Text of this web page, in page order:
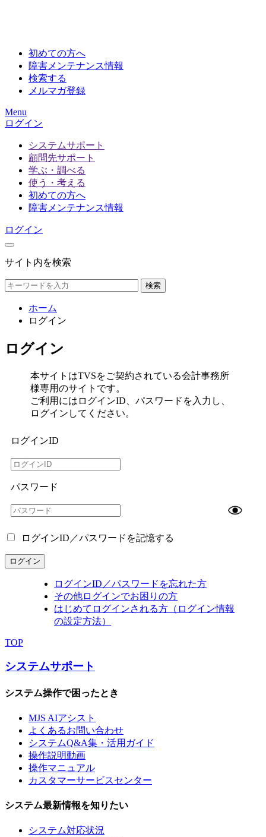
初めての方へ
障害メンテナンス情報
検索する
メルマガ登録
Menu
ログイン
システムサポート
顧問先サポート
学ぶ・調べる
使う・考える
初めての方へ
障害メンテナンス情報
ログイン
サイト内を検索
検索
ホーム
ログイン
ログイン
本サイトはTVSをご契約されている会計事務所
様専用のサイトです。
ご利用にはログインID、パスワードを入力し、
ログインしてください。
ログインID
パスワード
ログインID／パスワードを記憶する
ログイン
ログインID／パスワードを忘れた方
その他ログインでお困りの方
はじめてログインされる方（ログイン情報
の設定方法）
TOP
システムサポート
システム操作で困ったとき
MJS AIアシスト
よくあるお問い合わせ
システムQ&A集・活用ガイド
操作説明動画
操作マニュアル
カスタマーサービスセンター
システム最新情報を知りたい
システム対応状況